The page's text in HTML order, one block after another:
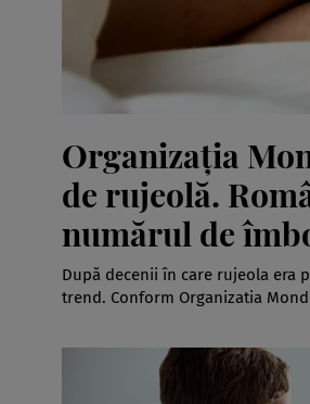
Organizația
de rujeolă.
numărul de
După decenii în care rujeola era
trend. Conform Organizatia